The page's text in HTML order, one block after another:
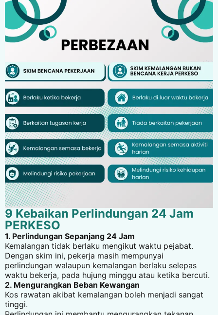
9 Kebaikan Perlindungan 24 Jam
PERKESO
1. Perlindungan Sepanjang 24 Jam
Kemalangan tidak berlaku mengikut waktu pejabat.
Dengan skim ini, pekerja masih mempunyai
perlindungan walaupun kemalangan berlaku selepas
waktu bekerja, pada hujung minggu atau ketika bercuti.
2. Mengurangkan Beban Kewangan
Kos rawatan akibat kemalangan boleh menjadi sangat
tinggi.